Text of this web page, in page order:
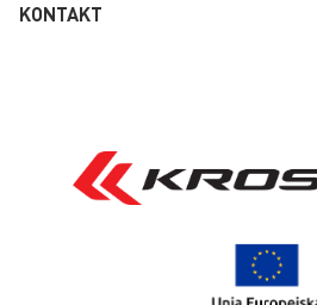
KONTAKT